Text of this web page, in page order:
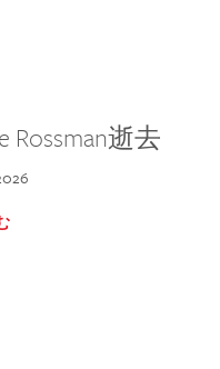
Rossman逝去